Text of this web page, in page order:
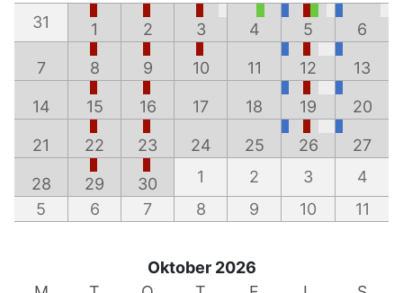
31
1 2 3 4 5 6
7 8 9 10 11 12 13
14 15 16 17 18 19 20
21 22 23 24 25 26 27
28 29 30 1 2 3
4
5
6 7 8 9 10 11
Oktober 2026